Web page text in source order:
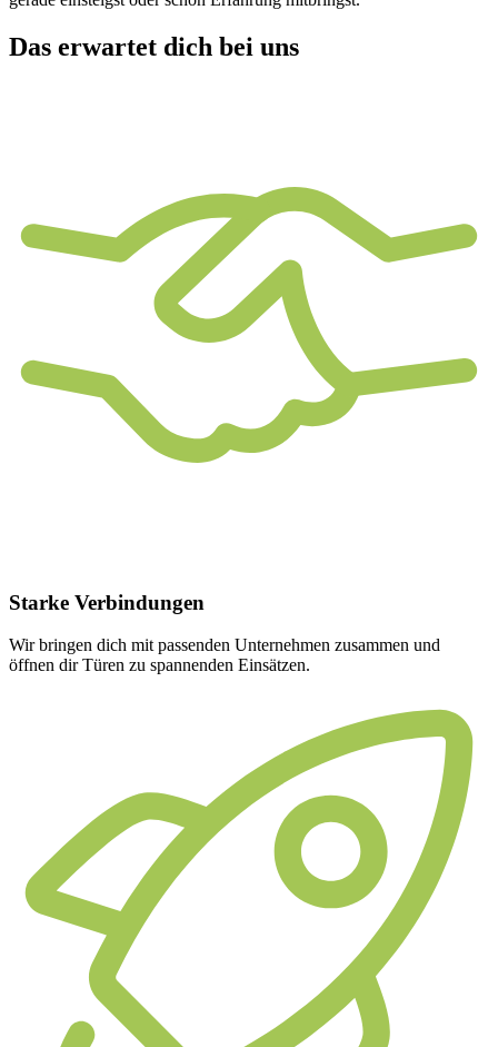
Das erwartet dich bei uns
Starke Verbindungen
Wir bringen dich mit passenden Unternehmen zusammen und
öffnen dir Türen zu spannenden Einsätzen.